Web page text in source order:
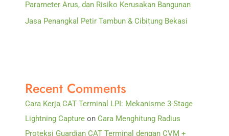
Parameter Arus, dan Risiko Kerusakan Bangunan
Jasa Penangkal Petir Tambun & Cibitung Bekasi
Recent Comments
Cara Kerja CAT Terminal LPI: Mekanisme 3-Stage
Lightning Capture on Cara Menghitung Radius
Proteksi Guardian CAT Terminal dengan CVM +